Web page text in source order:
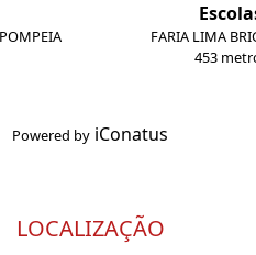
FARIA LIMA
453
Powered by iConatus
LOCALIZAÇÃO